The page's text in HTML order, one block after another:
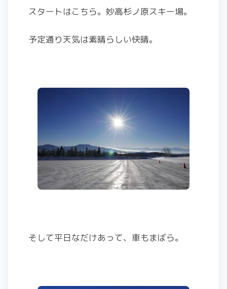
スタートはこちら。妙高杉ノ原スキー場。
予定通り天気は素晴らしい快晴。
そして平日なだけあって、車もまばら。